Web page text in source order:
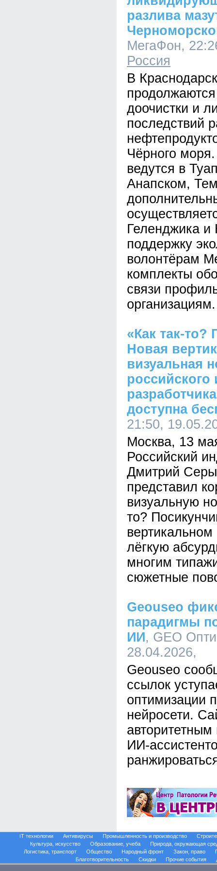
разлива
МегаФон,
Россия
В
доочистки и
последствий
Чёрного
ведутся в
Анапском,
Геленджика и
поддержку
волонтёрам
комплекты
связи
организациям.
«Как так-то?
Новая
визуальная
российского
доступна
21:50,
Москва, 13
Российский
Дмитрий
представил
визуальную
то?
лёгкую
многим
сюжетные
Geouseo
парадигмы
ИИ, GEO
28.04.2026,
Geouseo
ссылок
оптимизации
нейросети.
авторитетным
ИИ-
IT технологии Антивирусы Промышленность и производство
Культура, искусство
Образование, учеба
Природа, окружающая
Логистика, транспорт
Общество Народный фронт Закон, право
Благотворительность
Скидки Прочие события